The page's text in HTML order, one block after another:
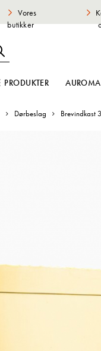
Vores
butikker
PRODUKTER
Dørbeslag Brevindkast